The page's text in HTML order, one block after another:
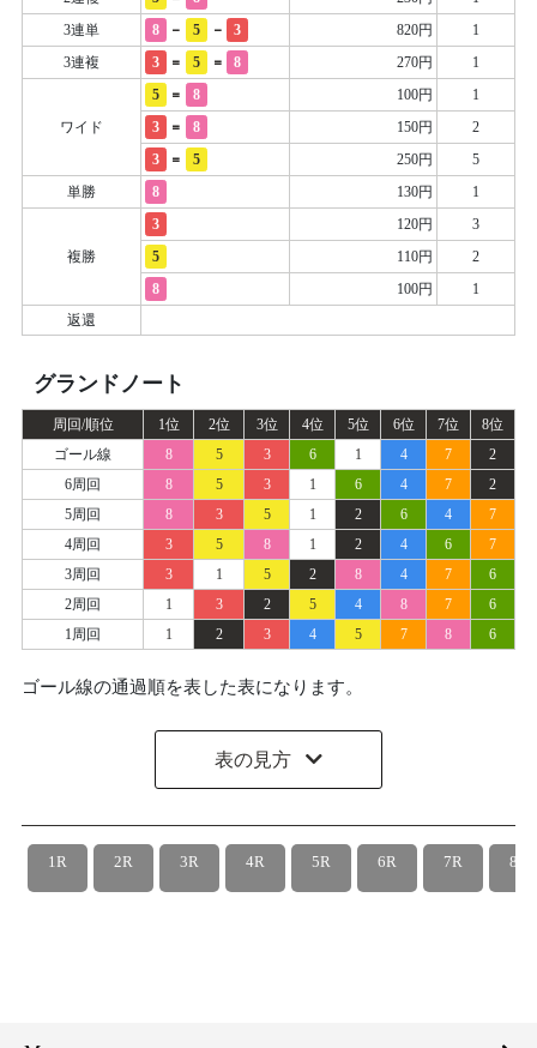
3連単
8 - 5 - 3 820円
1
3連複
3 = 5 = 8 270円 1
ワイド
5 = 8 100円
1
3
= 8 150円
2
3
= 5 250円
5
単勝
8 130円 1
複勝
3 120円
3
5
110円
2
8
100円
1
返還
グランドノート
周回/順位 1位 2位 3位 4位 5位 6位 7位
8位
ゴール線
8 5 3 6 1 4 7
2
6周回
8 5 3 1 6 4 7
2
5周回
8 3 5 1 2 6 4
7
4周回
3 5 8 1 2 4 6
7
3周回
3 1 5 2 8 4 7
6
2周回
1 3 2 5 4 8 7
6
1周回
1 2 3 4 5 7 8 6
ゴール線の通過順を表した表になります。
表の見方
1R 2R 3R 4R 5R 6R 7R 8R